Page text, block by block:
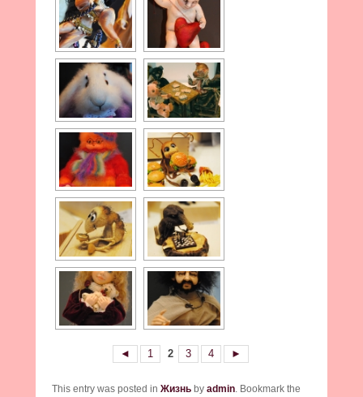
◄ 1 2 3 4 ►
This entry was posted in Жизнь by admin. Bookmark the